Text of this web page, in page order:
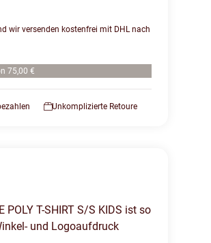
wir versenden kostenfrei mit DHL nach
75,00 €
Unkomplizierte Retoure
T-SHIRT S/S KIDS ist so
und Logoaufdruck